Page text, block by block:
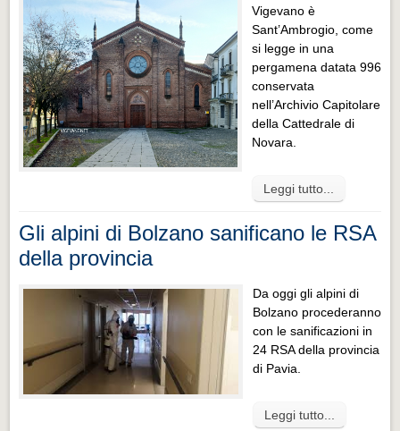
Vigevano è
Sant’Ambrogio, come
si legge in una
pergamena datata 996
conservata
nell’Archivio Capitolare
della Cattedrale di
Novara.
Leggi tutto...
Gli alpini di Bolzano sanificano le RSA
della provincia
Da oggi gli alpini di
Bolzano procederanno
con le sanificazioni in
24 RSA della provincia
di Pavia.
Leggi tutto...